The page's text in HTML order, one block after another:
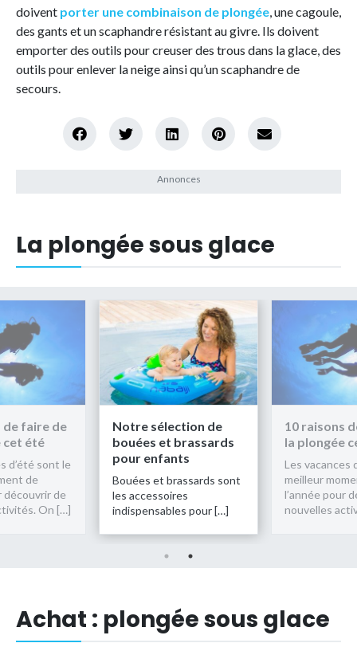
doivent porter une combinaison de plongée, une cagoule,
des gants et un scaphandre résistant au givre. Ils doivent
emporter des outils pour creuser des trous dans la glace, des
outils pour enlever la neige ainsi qu’un scaphandre de
secours.
La plongée sous glace
de faire de
cet été
d’été sont le
de
découvrir de
On […]
Notre sélection de
bouées et brassards
pour enfants
Bouées et brassards sont
les accessoires
indispensables pour […]
10 raisons
la plongée
Les vacances
meilleur
l’année pour
nouvelles
Achat : plongée sous glace